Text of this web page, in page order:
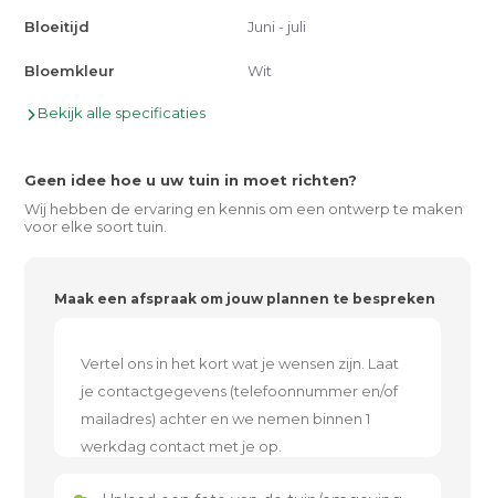
Bloeitijd Juni - juli
Bloemkleur Wit
Bekijk alle specificaties
Geen idee hoe u uw tuin in moet richten?
Wij hebben de ervaring en kennis om een ontwerp te maken
voor elke soort tuin.
Maak een afspraak om jouw plannen te bespreken